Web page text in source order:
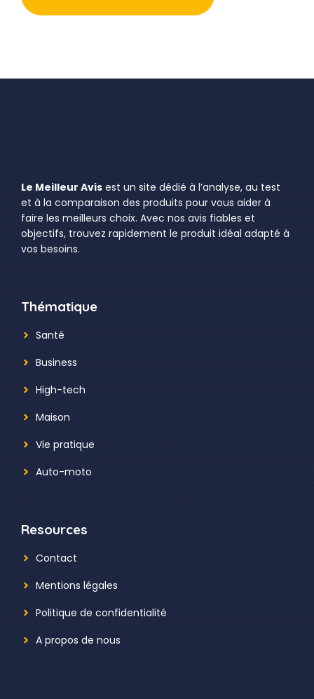
Le Meilleur Avis est un site dédié à l’analyse, au test
et à la comparaison des produits pour vous aider à
faire les meilleurs choix. Avec nos avis fiables et
objectifs, trouvez rapidement le produit idéal adapté à
vos besoins.
Thématique
Santé
Business
High-tech
Maison
Vie pratique
Auto-moto
Resources
Contact
Mentions légales
Politique de confidentialité
A propos de nous